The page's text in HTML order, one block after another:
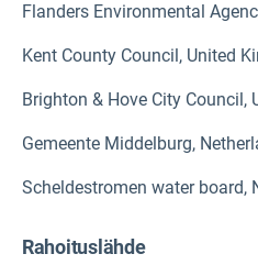
Flanders Environmental
Kent County Council, United
Brighton & Hove City Council,
Gemeente Middelburg,
Scheldestromen water board,
Rahoituslähde